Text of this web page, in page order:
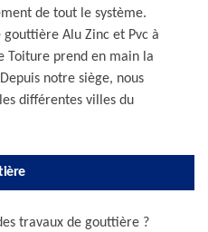
de tout le système.
Alu Zinc et Pvc à
Toiture prend en main la
notre siège, nous
différentes villes du
travaux de gouttière ?